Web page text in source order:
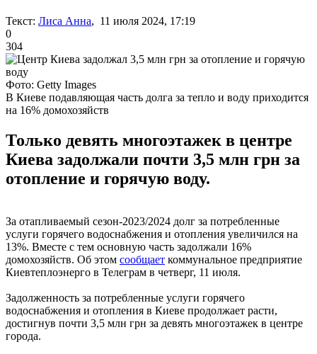
Текст: Лиса Анна, 11 июля 2024, 17:19
0
304
Фото: Getty Images
В Киеве подавляющая часть долга за тепло и воду приходится
на 16% домохозяйств
Только девять многоэтажек в центре
Киева задолжали почти 3,5 млн грн за
отопление и горячую воду.
За отапливаемый сезон-2023/2024 долг за потребленные
услуги горячего водоснабжения и отопления увеличился на
13%. Вместе с тем основную часть задолжали 16%
домохозяйств. Об этом сообщает коммунальное предприятие
Киевтеплоэнерго в Телеграм в четверг, 11 июля.
Задолженность за потребленные услуги горячего
водоснабжения и отопления в Киеве продолжает расти,
достигнув почти 3,5 млн грн за девять многоэтажек в центре
города.